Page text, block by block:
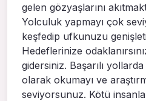
gelen gözyaşlarını
Yolculuk yapmayı çok
keşfedip ufkunuzu
Hedeflerinize
gidersiniz. Başarılı
olarak okumayı ve
seviyorsunuz. Kötü